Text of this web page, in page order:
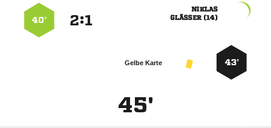

 
:
40’
43’
Gelbe Karte
45'